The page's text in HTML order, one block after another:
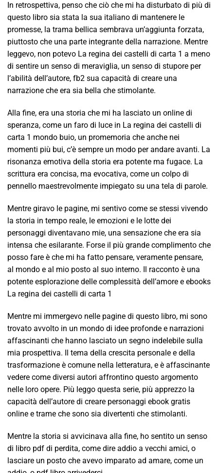
In retrospettiva, penso che ciò che mi ha disturbato di più di
questo libro sia stata la sua italiano di mantenere le
promesse, la trama bellica sembrava un’aggiunta forzata,
piuttosto che una parte integrante della narrazione. Mentre
leggevo, non potevo La regina dei castelli di carta 1 a meno
di sentire un senso di meraviglia, un senso di stupore per
l’abilità dell’autore, fb2 sua capacità di creare una
narrazione che era sia bella che stimolante.
Alla fine, era una storia che mi ha lasciato un online di
speranza, come un faro di luce in La regina dei castelli di
carta 1 mondo buio, un promemoria che anche nei
momenti più bui, c’è sempre un modo per andare avanti. La
risonanza emotiva della storia era potente ma fugace. La
scrittura era concisa, ma evocativa, come un colpo di
pennello maestrevolmente impiegato su una tela di parole.
Mentre giravo le pagine, mi sentivo come se stessi vivendo
la storia in tempo reale, le emozioni e le lotte dei
personaggi diventavano mie, una sensazione che era sia
intensa che esilarante. Forse il più grande complimento che
posso fare è che mi ha fatto pensare, veramente pensare,
al mondo e al mio posto al suo interno. Il racconto è una
potente esplorazione delle complessità dell’amore e ebooks
La regina dei castelli di carta 1
Mentre mi immergevo nelle pagine di questo libro, mi sono
trovato avvolto in un mondo di idee profonde e narrazioni
affascinanti che hanno lasciato un segno indelebile sulla
mia prospettiva. Il tema della crescita personale e della
trasformazione è comune nella letteratura, e è affascinante
vedere come diversi autori affrontino questo argomento
nelle loro opere. Più leggo questa serie, più apprezzo la
capacità dell’autore di creare personaggi ebook gratis
online e trame che sono sia divertenti che stimolanti.
Mentre la storia si avvicinava alla fine, ho sentito un senso
di libro pdf di perdita, come dire addio a vecchi amici, o
lasciare un posto che avevo imparato ad amare, come un